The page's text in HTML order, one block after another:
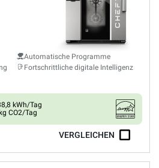
Automatische Programme
Fortschrittliche digitale Intelligenz
kWh/Tag
CO2/Tag
VERGLEICHEN